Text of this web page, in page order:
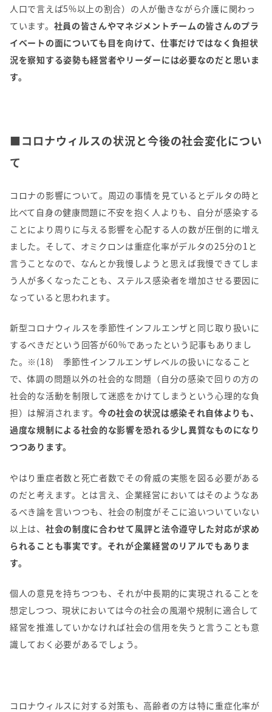
人口で言えば5%以上の割合）の人が働きながら介護に関わっ
ています。 社員の皆さんやマネジメントチームの皆さんのプラ
イベートの面についても目を向けて、仕事だけではなく負担状
況を察知する姿勢も経営者やリーダーには必要なのだと思いま
す。
■コロナウィルスの状況と今後の社会変化につい
て
コロナの影響について。周辺の事情を見ているとデルタの時と
比べて自身の健康問題に不安を抱く人よりも、自分が感染する
ことにより周りに与える影響を心配する人の数が圧倒的に増え
ました。そして、オミクロンは重症化率がデルタの25分の1 と
言うことなので、なんとか我慢しようと思えば我慢できてしま
う人が多くなったことも、ステルス感染者を増加させる要因に
なっていると思われます。
新型コロナウィルスを季節性インフルエンザと同じ取り扱いに
するべきだという回答が60%であったという記事もありまし
た。※(18) 季節性インフルエンザレベルの扱いになること
で、体調の問題以外の社会的な問題（自分の感染で回りの方の
社会的な活動を制限して迷惑をかけてしまうという心理的な負
担）は解消されます。 今の社会の状況は感染それ自体よりも、
過度な規制による社会的な影響を恐れる少し異質なものになり
つつあります。
やはり重症者数と死亡者数でその脅威の実態を図る必要がある
のだと考えます。とは言え、企業経営においてはそのようなあ
るべき論を言いつつも、社会の制度がそこに追いついていない
以上は、 社会の制度に合わせて風評と法令遵守した対応が求め
られることも事実です。それが企業経営のリアルでもありま
す。
個人の意見を持ちつつも、それが中長期的に実現されることを
想定しつつ、現状においては今の社会の風潮や規制に適合して
経営を推進していかなければ社会の信用を失うと言うことも意
識しておく必要があるでしょう。
コロナウィルスに対する対策も、高齢者の方は特に重症化率が